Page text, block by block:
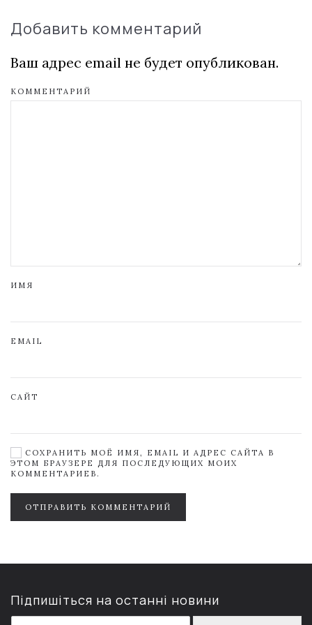
Добавить комментарий
Ваш адрес email не будет опубликован.
КОММЕНТАРИЙ
ИМЯ
EMAIL
САЙТ
СОХРАНИТЬ МОЁ ИМЯ, EMAIL И АДРЕС САЙТА В
ЭТОМ БРАУЗЕРЕ ДЛЯ ПОСЛЕДУЮЩИХ МОИХ
КОММЕНТАРИЕВ.
ОТПРАВИТЬ КОММЕНТАРИЙ
Підпишіться на останні новини